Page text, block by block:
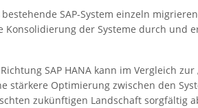
SAP-System einzeln
Konsolidierung der Systeme durch und
SAP HANA kann im Vergleich
stärkere Optimierung zwischen den
zukünftigen Landschaft sorgfältig